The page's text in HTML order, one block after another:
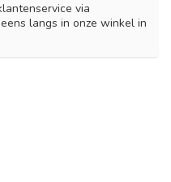
via
langs in onze winkel in